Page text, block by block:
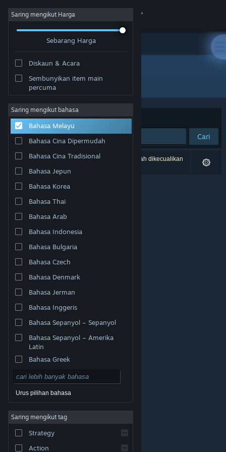
Sign in
Tentang
Sokongan
Ubah bahasa
Dapatkan Steam Mobile App
Lihat laman web desktop
© Valve Corporation. Hak cipta terpelihara. Semua
tanda dagangan ialah hak milik pemilik masing-masing
Perundangan|Accessibility
Steam| Bayaran balik
Saring mengikut Harga
Sebarang Harga
Diskaun & Acara
Sembunyikan item main
percuma
Saring mengikut bahasa
Bahasa Melayu
Bahasa Cina Dipermudah
Bahasa Cina Tradisional
Bahasa Jepun
Bahasa Korea
Bahasa Thai
Bahasa Arab
Bahasa Indonesia
Bahasa Bulgaria
Bahasa Czech
Bahasa Denmark
Bahasa Jerman
Bahasa Inggeris
Bahasa Sepanyol – Sepanyol
Bahasa Sepanyol – Amerika
Latin
Bahasa Greek
Urus pilihan bahasa
Saring mengikut tag
Strategy
Action
Pembangun: Joshua Hughes
Susun mengikut Perkaitan
Cari
0 hasil sepadan dengan carian anda. 3 tajuk telah dikecualikan
berdasarkan pilihan anda.